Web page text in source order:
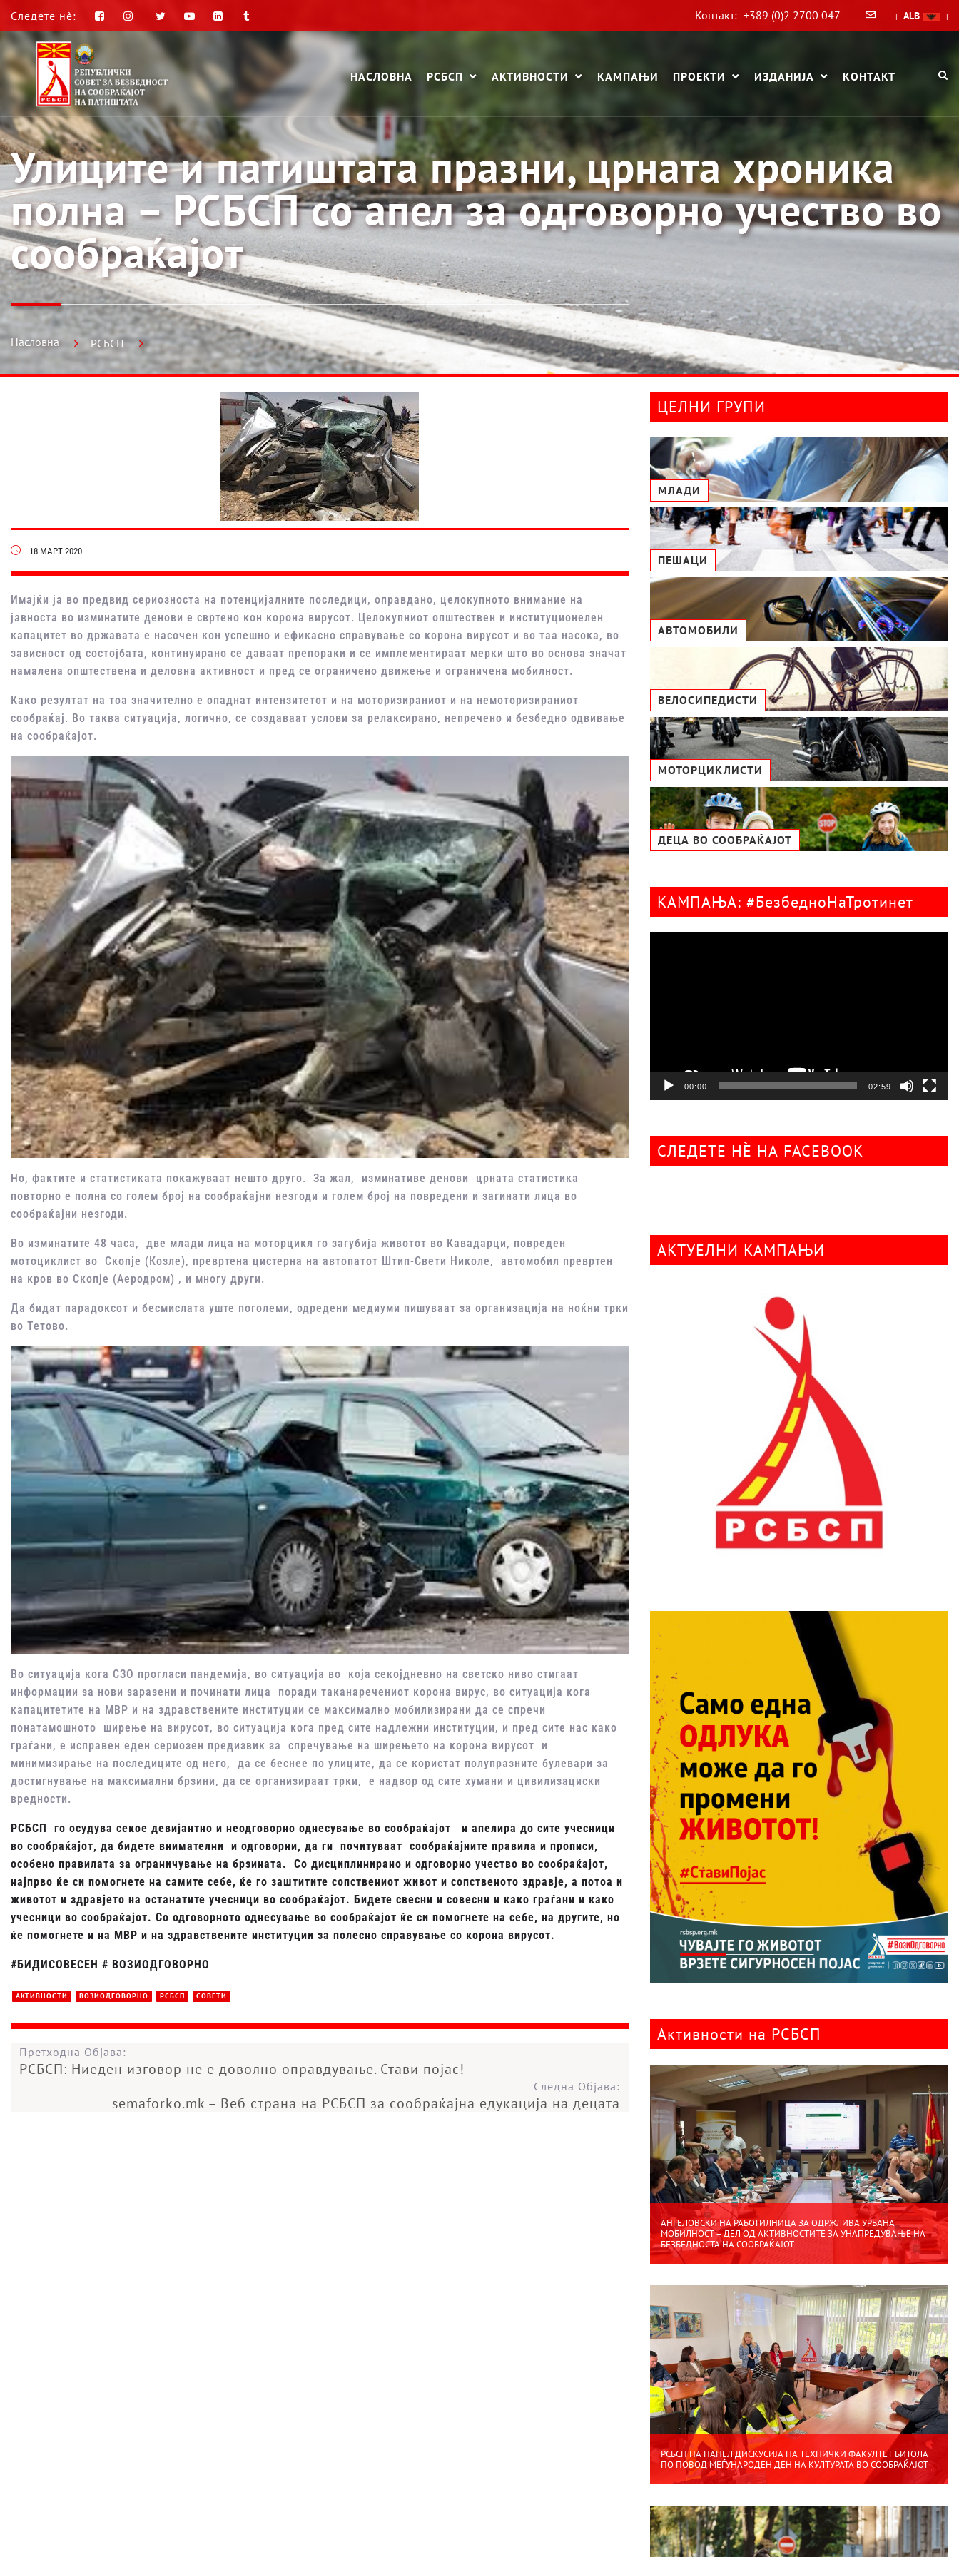
Следете нè: Контакт: +389 (0)2 2700 047 | ALB |
НАСЛОВНА РСБСП АКТИВНОСТИ КАМПАЊИ ПРОЕКТИ ИЗДАНИЈА КОНТАКТ
Улиците и патиштата празни, црната хроника
полна – РСБСП со апел за одговорно учество во
сообраќајот
Насловна РСБСП
18 МАРТ 2020
Имајќи ја во предвид сериозноста на потенцијалните последици, оправдано, целокупното внимание на
јавноста во изминатите денови е свртено кон корона вирусот. Целокупниот општествен и институционелен
капацитет во државата е насочен кон успешно и ефикасно справување со корона вирусот и во таа насока, во
зависност од состојбата, континуирано се даваат препораки и се имплементираат мерки што во основа значат
намалена општествена и деловна активност и пред се ограничено движење и ограничена мобилност.
Како резултат на тоа значително е опаднат интензитетот и на моторизираниот и на немоторизираниот
сообраќај. Во таква ситуација, логично, се создаваат услови за релаксирано, непречено и безбедно одвивање
на сообраќајот.
Но, фактите и статистиката покажуваат нешто друго. За жал, изминативе денови црната статистика
повторно е полна со голем број на сообраќајни незгоди и голем број на повредени и загинати лица во
сообраќајни незгоди.
Во изминатите 48 часа, две млади лица на моторцикл го загубија животот во Кавадарци, повреден
мотоциклист во Скопје (Козле), превртена цистерна на автопатот Штип-Свети Николе, автомобил превртен
на кров во Скопје (Аеродром) , и многу други.
Да бидат парадоксот и бесмислата уште поголеми, одредени медиуми пишуваат за организација на ноќни трки
во Тетово.
Во ситуација кога СЗО прогласи пандемија, во ситуација во која секојдневно на светско ниво стигаат
информации за нови заразени и починати лица поради таканаречениот корона вирус, во ситуација кога
капацитетите на МВР и на здравствените институции се максимално мобилизирани да се спречи
понатамошното ширење на вирусот, во ситуација кога пред сите надлежни институции, и пред сите нас како
граѓани, е исправен еден сериозен предизвик за спречување на ширењето на корона вирусот и
минимизирање на последиците од него, да се беснее по улиците, да се користат полупразните булевари за
достигнување на максимални брзини, да се организираат трки, е надвор од сите хумани и цивилизациски
вредности.
РСБСП го осудува секое девијантно и неодговорно однесување во сообраќајот и апелира до сите учесници
во сообраќајот, да бидете внимателни и одговорни, да ги почитуваат сообраќајните правила и прописи,
особено правилата за ограничување на брзината. Со дисциплинирано и одговорно учество во сообраќајот,
најпрво ќе си помогнете на самите себе, ќе го заштитите сопствениот живот и сопственото здравје, а потоа и
животот и здравјето на останатите учесници во сообраќајот. Бидете свесни и совесни и како граѓани и како
учесници во сообраќајот. Со одговорното однесување во сообраќајот ќе си помогнете на себе, на другите, но
ќе помогнете и на МВР и на здравствените институции за полесно справување со корона вирусот.
#БИДИСОВЕСЕН # ВОЗИОДГОВОРНО
АКТИВНОСТИ ВОЗИОДГОВОРНО РСБСП СОВЕТИ
Претходна Објава:
РСБСП: Ниеден изговор не е доволно оправдување. Стави појас!
Следна Објава:
semaforko.mk – Веб страна на РСБСП за сообраќајна едукација на децата
ЦЕЛНИ ГРУПИ
МЛАДИ
ПЕШАЦИ
АВТОМОБИЛИ
ВЕЛОСИПЕДИСТИ
МОТОРЦИКЛИСТИ
ДЕЦА ВО СООБРАЌАЈОТ
КАМПАЊА: #БезбедноНаТротинет
00:00 02:59
СЛЕДЕТЕ НÈ НА FACEBOOK
АКТУЕЛНИ КАМПАЊИ
Активности на РСБСП
АНГЕЛОВСКИ НА РАБОТИЛНИЦА ЗА ОДРЖЛИВА УРБАНА
МОБИЛНОСТ – ДЕЛ ОД АКТИВНОСТИТЕ ЗА УНАПРЕДУВАЊЕ НА
БЕЗБЕДНОСТА НА СООБРАЌАЈОТ
РСБСП НА ПАНЕЛ ДИСКУСИЈА НА ТЕХНИЧКИ ФАКУЛТЕТ БИТОЛА
ПО ПОВОД МЕЃУНАРОДЕН ДЕН НА КУЛТУРАТА ВО СООБРАЌАЈОТ